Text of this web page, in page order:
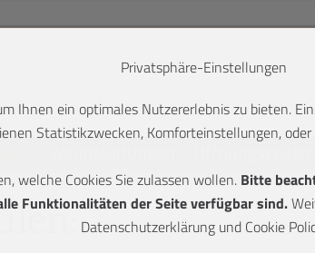
+ 2]
Privatsphäre-Einstellungen
Ihnen ein optimales Nutzererlebnis zu bieten.
Statistikzwecken, Komforteinstellungen,
welche Cookies Sie zulassen wollen. Bitte
Funktionalitäten der Seite verfügbar sind.
Datenschutzerklärung und Cookie